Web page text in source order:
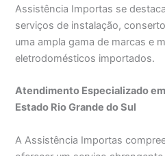
Assistência Importas se
serviços de instalação,
uma ampla gama de marcas e
eletrodomésticos importados.
Atendimento Especializado
Estado Rio Grande do Sul
A Assistência Importas